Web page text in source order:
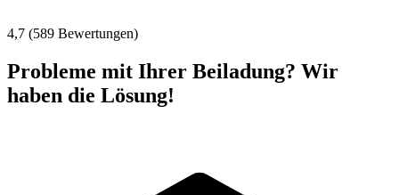
4,7 (589 Bewertungen)
Probleme mit Ihrer Beiladung? Wir
haben die Lösung!